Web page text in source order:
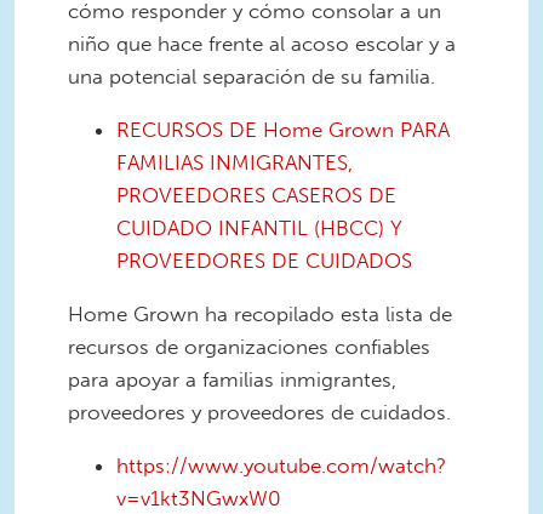
cómo responder y cómo consolar a un
niño que hace frente al acoso escolar y a
una potencial separación de su familia.
RECURSOS DE Home Grown PARA
FAMILIAS INMIGRANTES,
PROVEEDORES CASEROS DE
CUIDADO INFANTIL (HBCC) Y
PROVEEDORES DE CUIDADOS
Home Grown ha recopilado esta lista de
recursos de organizaciones confiables
para apoyar a familias inmigrantes,
proveedores y proveedores de cuidados.
https://www.youtube.com/watch?
v=v1kt3NGwxW0